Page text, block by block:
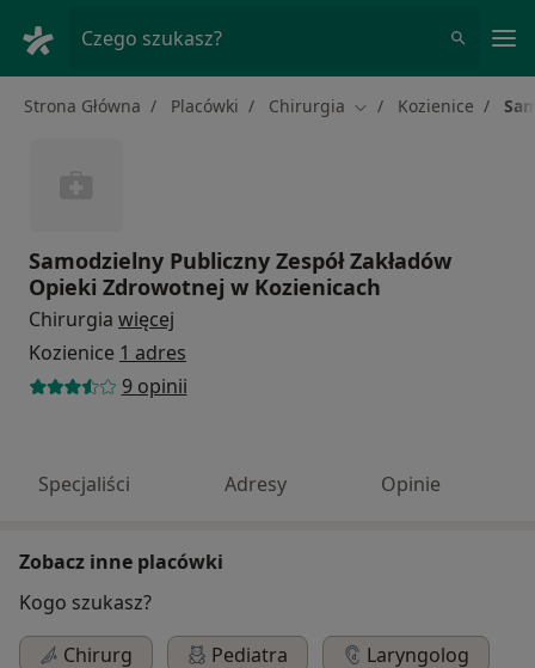
Czego szukasz?
Strona Główna Placówki Chirurgia Zmień miasto
Kozienice
Samodzielny Publiczny Zespół Zakładów
Opieki Zdrowotnej w Kozienicach
Chirurgia więcej
Kozienice 1 adres
9 opinii
Specjaliści Adresy Opinie
Zobacz inne placówki
Kogo szukasz?
Chirurg
Pediatra
Laryngolog